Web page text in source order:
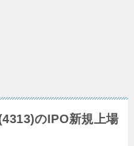
のIPO新規上場